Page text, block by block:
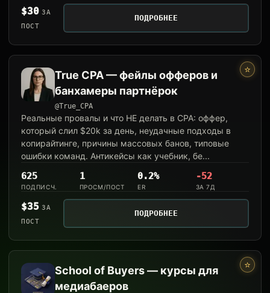
$30 ЗА
ПОСТ
ПОДРОБНЕЕ
⭐
True CPA — фейлы офферов и
банхамеры партнёрок
@True_CPA
Реальные провалы и что НЕ делать в CPA: оффер,
который слил $20k за день, неудачные подходы в
копирайтинге, причины массовых банов, типовые
ошибки команд. Антикейсы как учебник, бе...
625
ПОДПИСЧ.
1
ПРОСМ/ПОСТ
0.2%
ER
-52
ЗА 7Д
$35 ЗА
ПОСТ
ПОДРОБНЕЕ
⭐
School of Buyers — курсы для
медиабаеров